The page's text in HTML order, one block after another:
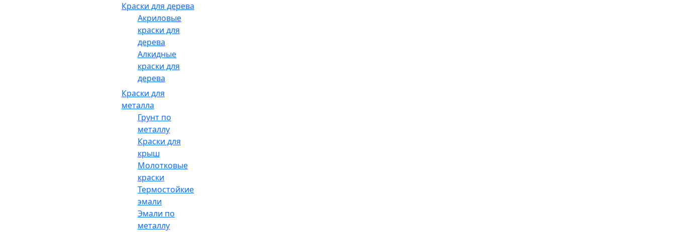
Краски для дерева
Акриловые
краски для
дерева
Алкидные
краски для
дерева
Краски для
металла
Грунт по
металлу
Краски для
крыш
Молотковые
краски
Термостойкие
эмали
Эмали по
металлу